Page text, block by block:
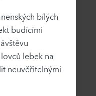
bílých
budícími
lebek na
neuvěřitelnými